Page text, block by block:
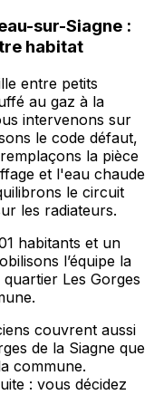
sur-Siagne :
habitat
entre petits
au gaz à la
intervenons sur
le code défaut,
la pièce
et l'eau chaude
le circuit
les radiateurs.
habitants et un
l’équipe la
Les Gorges
couvrent aussi
de la Siagne que
commune.
: vous décidez